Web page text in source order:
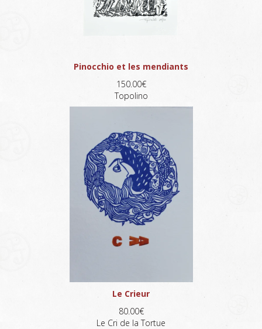
Pinocchio et les mendiants
150.00€
Topolino
Le Crieur
80.00€
Le Cri de la Tortue